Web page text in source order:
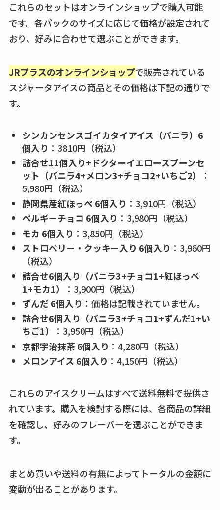
は？おすすめや効果
も調査
これらのセットはオンラインショップで購入可能
です。各パックのサイズに応じて価格が設定されて
おり、好みに合わせて選ぶことができます。
JRプラスのオンラインショップで販売されている
スジャータアイスの商品とその価格は下記の通りで
す。
シンカンセンスゴイカタイアイス（バニラ）6
個入り ：3810円（税込）
詰合せ11個入り+ドクターイエロースプーンセ
ット（バニラ4+メロン3+チョコ2+いちご2）
：
5,980円（税込）
静岡県産紅ほっぺ 6個入り ：3,910円（税込）
ベルギーチョコ 6個入り ：3,980円（税込）
モカ 6個入り ：3,850円（税込）
ストロベリー・クッキー入り 6個入り ：3,960円
（税込）
詰合せ6個入り（バニラ3+チョコ1+紅ほっぺ
1+モカ1）
：3,900円（税込）
ずんだ 6個入り ：価格は記載されていません。
詰合せ6個入り（バニラ3+チョコ1+ずんだ1+い
ちご1）
：3,950円（税込）
京都宇治抹茶 6個入り ：4,280円（税込）
メロンアイス 6個入り ：4,150円（税込）
これらのアイスクリームはすべて送料無料で提供さ
れています。購入を検討する際には、各商品の詳細
を確認し、好みのフレーバーを選ぶことができま
す。
まとめ買いや送料の有無によってトータルの金額に
変動が出ることがあります。